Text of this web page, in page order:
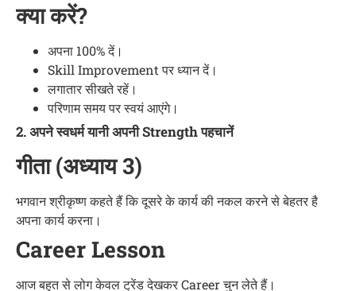
क्या करें?
अपना 100% दें।
Skill Improvement पर ध्यान दें।
लगातार सीखते रहें।
परिणाम समय पर स्वयं आएंगे।
2. अपने स्वधर्म यानी अपनी Strength पहचानें
गीता (अध्याय 3)
भगवान श्रीकृष्ण कहते हैं कि दूसरे के कार्य की नकल करने से बेहतर है
अपना कार्य करना।
Career Lesson
आज बहुत से लोग केवल ट्रेंड देखकर Career चुन लेते हैं।